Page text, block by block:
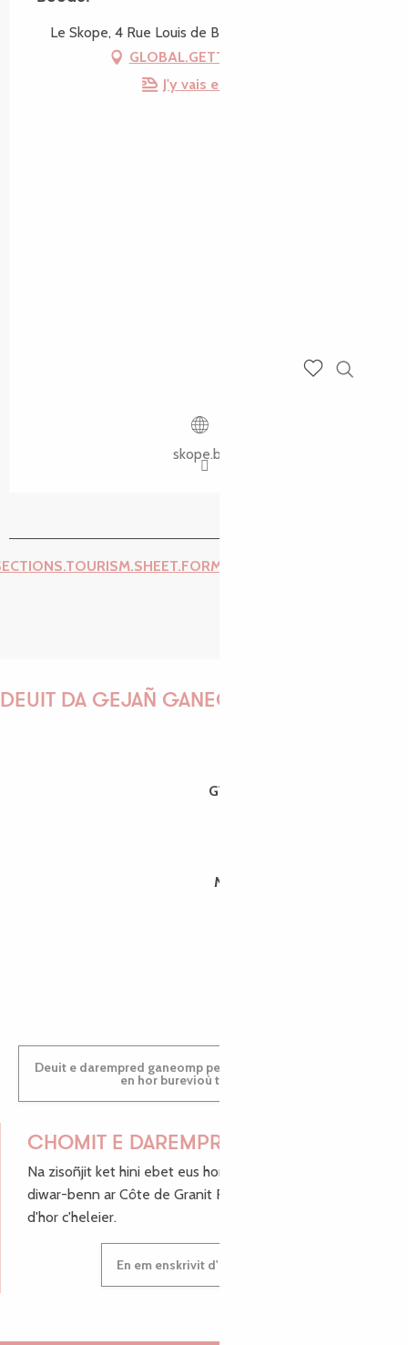
Le Skope, 4 Rue Louis de Broglie, 22300 Lannion
GLOBAL.GETTING_THERE
J'y vais en train !
skope.bzh
DEUIT DA GEJAÑ GANEOMP !
GWENAËLLE
MORGANE
Deuit e darempred ganeomp pe deuit da welet ac'hanomp
en hor burevioù touristerezh
CHOMIT E DAREMPRED !
Na zisoñjit ket hini ebet eus hor c'hinnigoù mat ha keleier
diwar-benn ar Côte de Granit Rose, enskrivit hoc'h anv
d'hor c'heleier.
En em enskrivit d'hor c'heleier